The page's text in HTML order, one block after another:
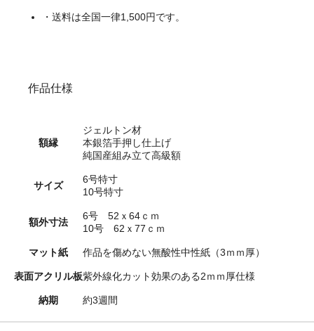
・送料は全国一律1,500円です。
作品仕様
額縁
ジェルトン材
本銀箔手押し仕上げ
純国産組み立て高級額
サイズ
6号特寸
10号特寸
額外寸法
6号 52ｘ64ｃｍ
10号 62ｘ77ｃｍ
マット紙 作品を傷めない無酸性中性紙（3ｍｍ厚）
表面アクリル板紫外線化カット効果のある2ｍｍ厚仕様
納期 約3週間